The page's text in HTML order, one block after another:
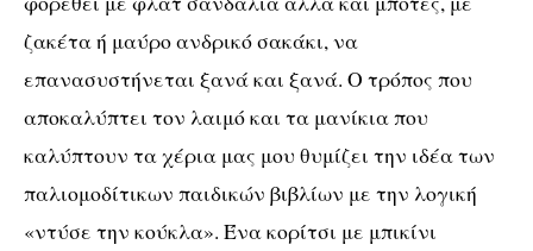
ζακέτα ή μαύρο ανδρικό σακάκι, να
επανασυστήνεται ξανά και ξανά. Ο τρόπος που
αποκαλύπτει τον λαιμό και τα μανίκια που
καλύπτουν τα χέρια μας μου θυμίζει την ιδέα των
παλιομοδίτικων παιδικών βιβλίων με την λογική
«ντύσε την κούκλα». Ένα κορίτσι με μπικίνι